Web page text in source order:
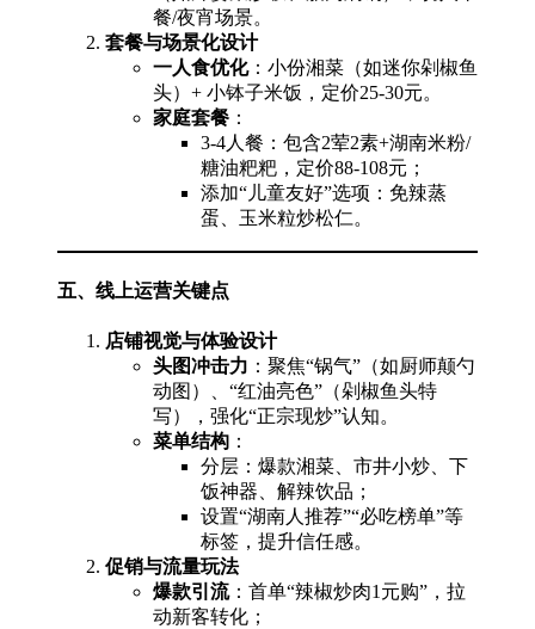
餐/夜宵场景。
套餐与场景化设计
一人食优化：小份湘菜（如迷你剁椒鱼
头）+ 小钵子米饭，定价25-30元。
家庭套餐 ：
3-4人餐：包含2荤2素+湖南米粉/
糖油粑粑，定价88-108元；
添加“儿童友好”选项：免辣蒸
蛋、玉米粒炒松仁。
五、线上运营关键点
店铺视觉与体验设计
头图冲击力 ：聚焦“锅气”（如厨师颠勺
动图）、“红油亮色”（剁椒鱼头特
写），强化“正宗现炒”认知。
菜单结构 ：
分层：爆款湘菜、市井小炒、下
饭神器、解辣饮品；
设置“湖南人推荐”“必吃榜单”等
标签，提升信任感。
促销与流量玩法
爆款引流：首单“辣椒炒肉1元购”，拉
动新客转化；